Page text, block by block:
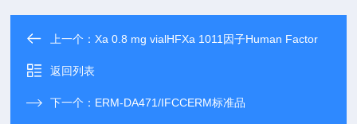
上一个：Xa 0.8 mg vialHFXa 1011因子Human Factor
返回列表
下一个： ERM-DA471/IFCCERM标准品